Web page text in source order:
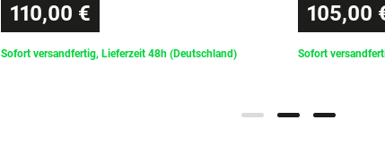
110,00 €
Sofort versandfertig, Lieferzeit 48h (Deutschland)
105,00
Sofort